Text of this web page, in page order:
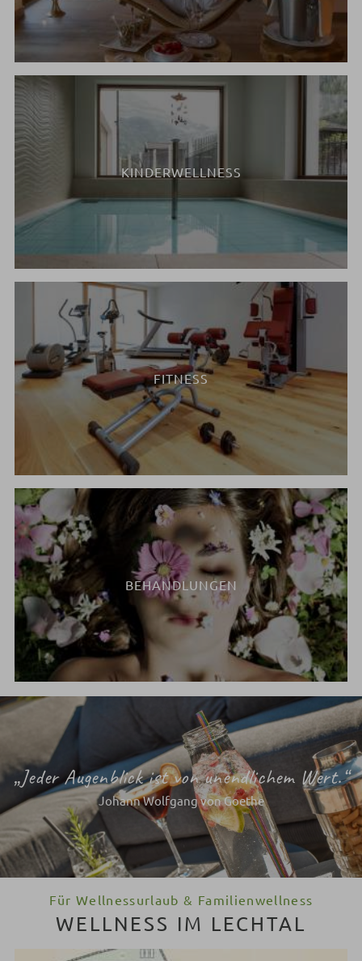
KINDERWELLNESS
FITNESS
BEHANDLUNGEN
„Jeder Augenblick ist von unendlichem Wert.“
Johann Wolfgang von Goethe
Für Wellnessurlaub & Familienwellness
WELLNESS IM LECHTAL